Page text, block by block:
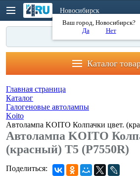
Новосибирск
Ваш город, Новосибирск?
Да
Нет
Каталог
Главная страница
Каталог
Галогеновые автолампы
Koito
Автолампа KOITO Колпачки цвет.
Автолампа KOITO
(красный) T5 (P7550R)
Поделиться: